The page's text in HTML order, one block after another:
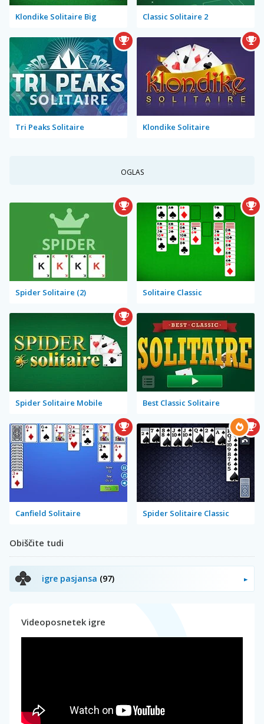
Klondike Solitaire Big Classic Solitaire 2
Tri Peaks Solitaire Klondike Solitaire
OGLAS
Spider Solitaire (2) Solitaire Classic
Spider Solitaire Mobile Best Classic Solitaire
Canfield Solitaire Spider Solitaire Classic
Obiščite tudi
igre pasjansa (97)
Videoposnetek igre